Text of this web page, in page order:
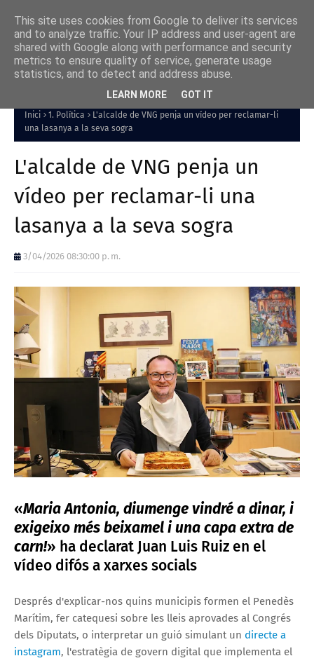
Inici 1. Política
L'alcalde de VNG penja un vídeo per reclamar-li
una lasanya a la seva sogra
L'alcalde de VNG penja un
vídeo per reclamar-li una
lasanya a la seva sogra
3/04/2026 08:30:00 p. m.
«Maria Antonia, diumenge vindré a dinar, i
exigeixo més beixamel i una capa extra de
carn!» ha declarat Juan Luis Ruiz en el
vídeo difós a xarxes socials
Després d'explicar-nos quins municipis formen el Penedès
Marítim, fer catequesi sobre les lleis aprovades al Congrés
dels Diputats, o interpretar un guió simulant un directe a
instagram, l'estratègia de govern digital que implementa el
This site uses cookies from Google to deliver its services
and to analyze traffic. Your IP address and user-agent are
shared with Google along with performance and security
metrics to ensure quality of service, generate usage
statistics, and to detect and address abuse.
LEARN MORE GOT IT